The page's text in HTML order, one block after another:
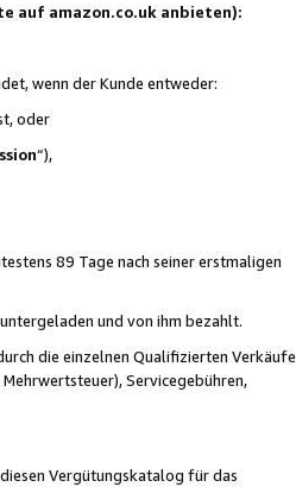
auf amazon.co.uk anbieten):
wenn der Kunde entweder:
oder
“),
89 Tage nach seiner erstmaligen
und von ihm bezahlt.
die einzelnen Qualifizierten Verkäufe
Servicegebühren,
Vergütungskatalog für das